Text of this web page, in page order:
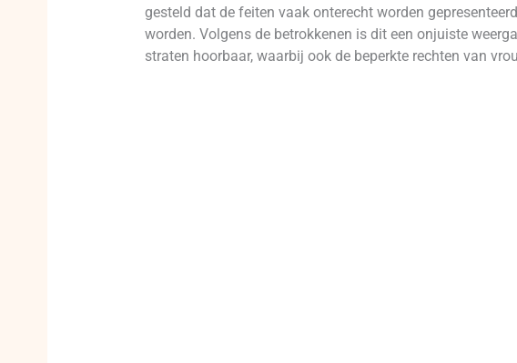
gesteld dat de feiten vaak onterecht worden
worden. Volgens de betrokkenen is dit een onjuiste
straten hoorbaar, waarbij ook de beperkte rechten van